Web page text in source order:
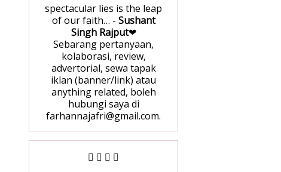
spectacular lies is the leap
of our faith… - Sushant
Singh Rajput❤
Sebarang pertanyaan,
kolaborasi, review,
advertorial, sewa tapak
iklan (banner/link) atau
anything related, boleh
hubungi saya di
farhannajafri@gmail.com.